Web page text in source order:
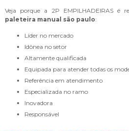
Veja porque a 2P EMPILHADEIRAS é
paleteira manual são paulo:
líder no mercado
idônea no setor
altamente qualificada
equipada para atender todas os
referência em atendimento
especializada no ramo
inovadora
responsável